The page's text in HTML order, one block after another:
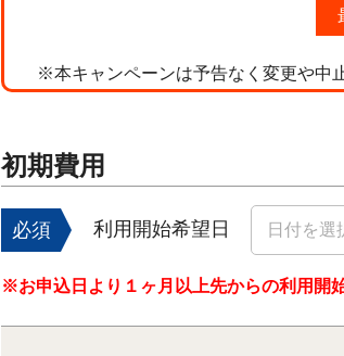
※本キャンペーンは予告なく変更や中
初期費用
必須 利用開始希望日
※お申込日より１ヶ月以上先からの利用開